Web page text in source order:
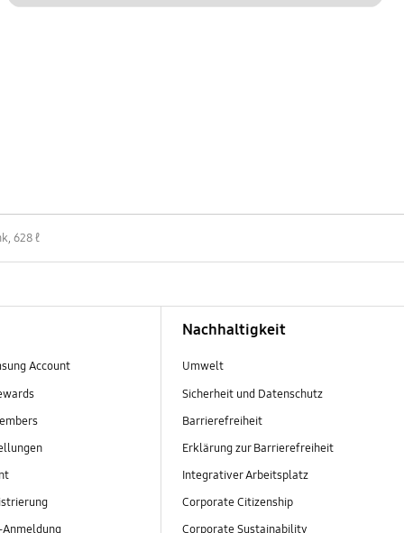
628 ℓ
Account
Nachhaltigkeit
Umwelt
Sicherheit und Datenschutz
Barrierefreiheit
Erklärung zur Barrierefreiheit
Integrativer Arbeitsplatz
Corporate Citizenship
Corporate Sustainability